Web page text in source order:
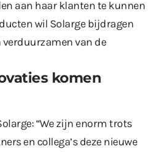
aan haar klanten te kunnen
wil Solarge bijdragen
verduurzamen van de
komen
“We zijn enorm trots
en collega’s deze nieuwe